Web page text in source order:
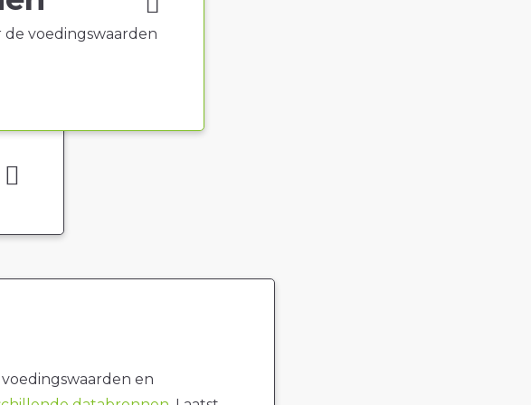
voedingswaarden
en